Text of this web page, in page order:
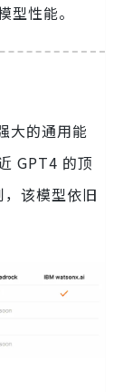
性能。
的通用能
GPT4 的顶
该模型依旧